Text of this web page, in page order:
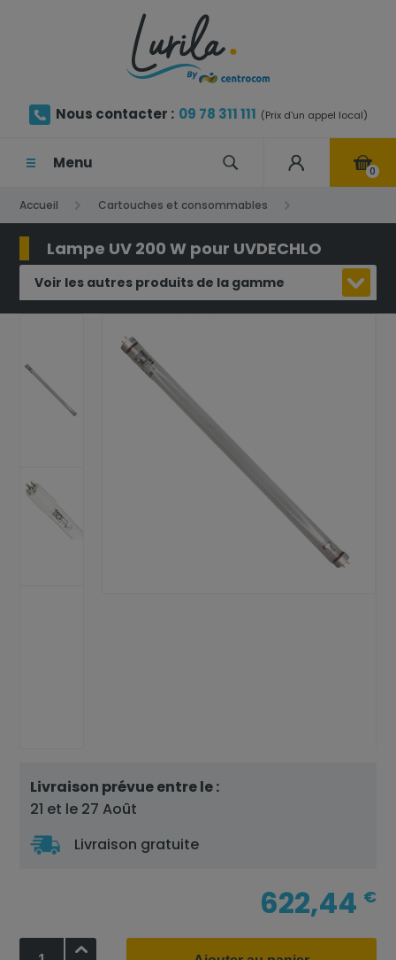
Nous contacter : 09 78 311 111 (Prix d'un appel local)
Menu 0
Accueil Cartouches et consommables
Lampe UV Lampe UV 200 W pour UVDECHLO
Lampe UV 200 W pour UVDECHLO
Voir les autres produits de la gamme
Livraison prévue entre le :
21 et le 27 Août
Livraison gratuite
622,44 €